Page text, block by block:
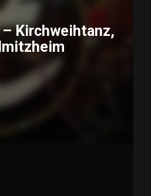
Kirchweihtanz,